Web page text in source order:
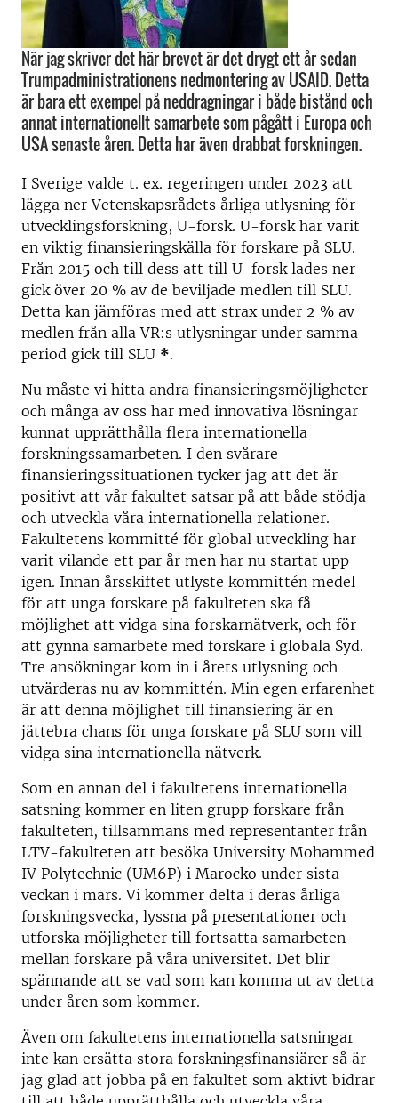
När jag skriver det här brevet är det drygt ett år sedan
Trumpadministrationens nedmontering av USAID. Detta
är bara ett exempel på neddragningar i både bistånd och
annat internationellt samarbete som pågått i Europa och
USA senaste åren. Detta har även drabbat forskningen.
I Sverige valde t. ex. regeringen under 2023 att
lägga ner Vetenskapsrådets årliga utlysning för
utvecklingsforskning, U-forsk. U-forsk har varit
en viktig finansieringskälla för forskare på SLU.
Från 2015 och till dess att till U-forsk lades ner
gick över 20 % av de beviljade medlen till SLU.
Detta kan jämföras med att strax under 2 % av
medlen från alla VR:s utlysningar under samma
period gick till SLU *.
Nu måste vi hitta andra finansieringsmöjligheter
och många av oss har med innovativa lösningar
kunnat upprätthålla flera internationella
forskningssamarbeten. I den svårare
finansieringssituationen tycker jag att det är
positivt att vår fakultet satsar på att både stödja
och utveckla våra internationella relationer.
Fakultetens kommitté för global utveckling har
varit vilande ett par år men har nu startat upp
igen. Innan årsskiftet utlyste kommittén medel
för att unga forskare på fakulteten ska få
möjlighet att vidga sina forskarnätverk, och för
att gynna samarbete med forskare i globala Syd.
Tre ansökningar kom in i årets utlysning och
utvärderas nu av kommittén. Min egen erfarenhet
är att denna möjlighet till finansiering är en
jättebra chans för unga forskare på SLU som vill
vidga sina internationella nätverk.
Som en annan del i fakultetens internationella
satsning kommer en liten grupp forskare från
fakulteten, tillsammans med representanter från
LTV-fakulteten att besöka University Mohammed
IV Polytechnic (UM6P) i Marocko under sista
veckan i mars. Vi kommer delta i deras årliga
forskningsvecka, lyssna på presentationer och
utforska möjligheter till fortsatta samarbeten
mellan forskare på våra universitet. Det blir
spännande att se vad som kan komma ut av detta
under åren som kommer.
Även om fakultetens internationella satsningar
inte kan ersätta stora forskningsfinansiärer så är
jag glad att jobba på en fakultet som aktivt bidrar